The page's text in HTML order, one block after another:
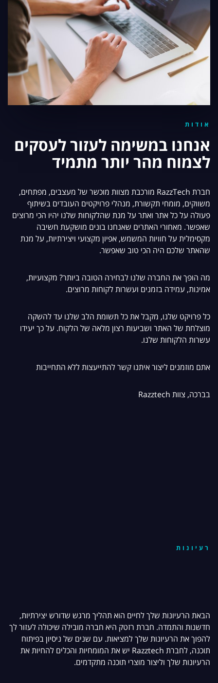
אודות
אנחנו במשימה לעזור לעסקים
לצמוח מהר יותר מתמיד
חברת RazzTech מורכבת מצוות מוכשר של מעצבים, מפתחים,
משווקים, מומחי תקשורת, מנהלי פרויקטים העובדים בשיתוף
פעולה על כל אתר ואתר על מנת שהלקוחות שלנו יהיו הכי מרוצים
שאפשר. מאחורי האתרים שאנחנו בונים מושקעת חשיבה
מקסימלית על חוויות המשמש, אפיון מקצועי ויצירתיות, על מנת
שהאתר שלכם היה הכי טוב שאפשר.
מה הופך את החברה שלנו לבחירה הטובה ביותר? מקצועיות,
אמינות, עמידה בזמנים ועשרות לקוחות מרוצים.
כל פרויקט שלנו, מקבל את כל תשומת הלב שלנו עד להשקה
מוצלחת של האתר ושביעות רצון מלאה של הלקוח. על כך יעידו
עשרות הלקוחות שלנו.
אתם מוזמנים ליצור איתנו קשר להתייעצות ללא התחייבות
בברכה, צוות Razztech
רעיונות
הבאת הרעיונות שלך לחיים הוא תהליך מרגש שדורש יצירתיות,
חדשנות והתמדה. חברת רזטק היא חברה מובילה שיכולה לעזור לך
להפוך את הרעיונות שלך למציאות. עם שנים של ניסיון בפיתוח
תוכנה, לחברת Razztech יש את המומחיות והכלים להחיות את
הרעיונות שלך וליצור מוצרי תוכנה מתקדמים.